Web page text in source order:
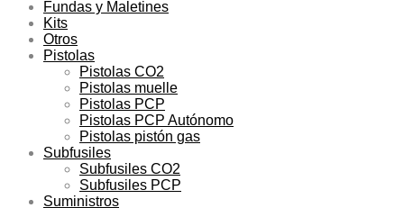
Fundas y Maletines
Kits
Otros
Pistolas
Pistolas CO2
Pistolas muelle
Pistolas PCP
Pistolas PCP Autónomo
Pistolas pistón gas
Subfusiles
Subfusiles CO2
Subfusiles PCP
Suministros